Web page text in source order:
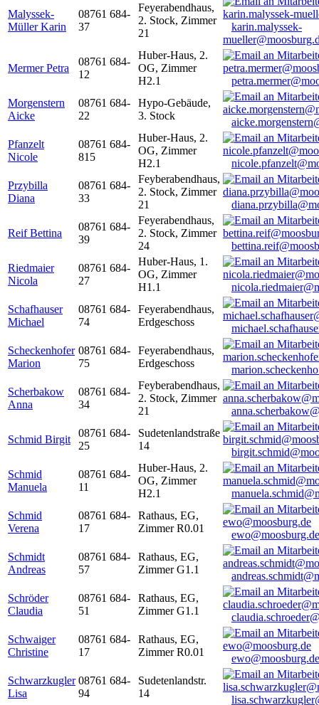
Malyssek-
Müller Karin
08761 684-
37
Feyerabendhaus,
2. Stock, Zimmer
21
karin.malyssek-
Mermer Petra
08761 684-
12
Huber-Haus, 2.
OG, Zimmer
H2.1
Morgenstern
Aicke
08761 684-
22
Hypo-Gebäude,
3. Stock
Pfanzelt
Nicole
08761 684-
815
Huber-Haus, 2.
OG, Zimmer
H2.1
Przybilla
Diana
08761 684-
33
Feyberabendhaus,
2. Stock, Zimmer
21
Reif Bettina
08761 684-
39
Feyerabendhaus,
2. Stock, Zimmer
24
Riedmaier
Nicola
08761 684-
27
Huber-Haus, 1.
OG, Zimmer
H1.1
Schafhauser
Michael
08761 684-
74
Feyerabendhaus,
Erdgeschoss
Scheckenhofer
Marion
08761 684-
75
Feyerabendhaus,
Erdgeschoss
Scherbakow
Anna
08761 684-
34
Feyberabendhaus,
2. Stock, Zimmer
21
Schmid Birgit
08761 684-
25
Sudetenlandstraße
14
Schmid
Manuela
08761 684-
11
Huber-Haus, 2.
OG, Zimmer
H2.1
Schmid
Verena
08761 684-
17
Rathaus, EG,
Zimmer R0.01
ewo@moosburg.de
Schmidt
Andreas
08761 684-
57
Rathaus, EG,
Zimmer G1.1
Schröder
Claudia
08761 684-
51
Rathaus, EG,
Zimmer G1.1
Schwaiger
Christine
08761 684-
17
Rathaus, EG,
Zimmer R0.01
ewo@moosburg.de
Schwarzkugler
Lisa
08761 684-
94
Sudetenlandstr.
14